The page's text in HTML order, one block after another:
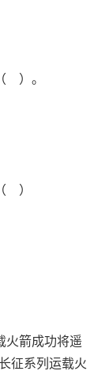
）。
）
火箭成功将遥
征系列运载火